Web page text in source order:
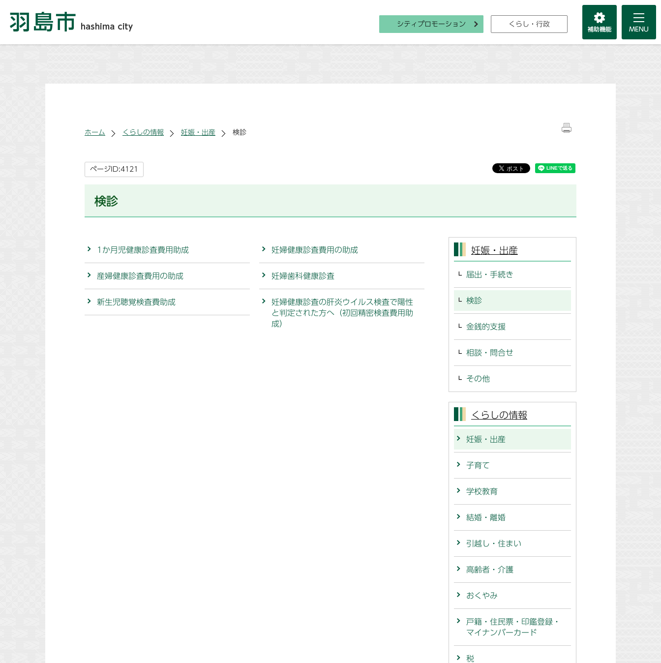
シティプロモーション くらし・行政
ホーム くらしの情報 妊娠・出産 検診
ページID:4121
検診
1か月児健康診査費用助成 妊婦健康診査費用の助成
産婦健康診査費用の助成 妊婦歯科健康診査
新生児聴覚検査費助成
妊婦健康診査の肝炎ウイルス検査で陽性
と判定された方へ（初回精密検査費用助
成）
妊娠・出産
届出・手続き
検診
金銭的支援
相談・問合せ
その他
くらしの情報
妊娠・出産
子育て
学校教育
結婚・離婚
引越し・住まい
高齢者・介護
おくやみ
戸籍・住民票・印鑑登録・
マイナンバーカード
税